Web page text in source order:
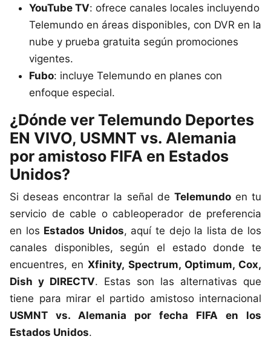
YouTube TV: ofrece canales locales incluyendo
Telemundo en áreas disponibles, con DVR en la
nube y prueba gratuita según promociones
vigentes.
Fubo: incluye Telemundo en planes con
enfoque especial.
¿Dónde ver Telemundo Deportes
EN VIVO, USMNT vs. Alemania
por amistoso FIFA en Estados
Unidos?
Si deseas encontrar la señal de Telemundoen tu
servicio de cable o cableoperador de preferencia
en los Estados Unidos, aquí te dejo la lista de los
canales disponibles, según el estado donde te
encuentres, enXfinity, Spectrum, Optimum, Cox,
Dish y DIRECTV. Estas son las alternativas que
tiene para mirar el partido amistoso internacional
USMNT vs. Alemania por fecha FIFA en los
Estados Unidos.